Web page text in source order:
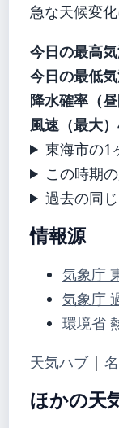
急な天候変化
今日の最高
今日の最低
降水確率（昼
風速（最大）
東海市の1
この時期
過去の同
情報源
気象庁
気象庁
環境省
天気ハブ|
ほかの天